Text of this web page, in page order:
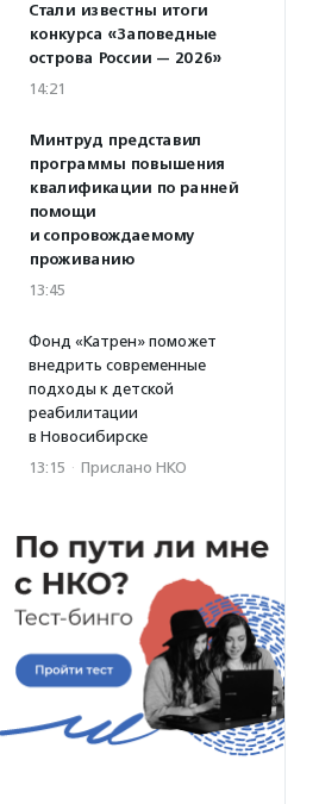
Стали известны итоги
конкурса «Заповедные
острова России — 2026»
14:21
Минтруд представил
программы повышения
квалификации по ранней
помощи
и сопровождаемому
проживанию
13:45
Фонд «Катрен» поможет
внедрить современные
подходы к детской
реабилитации
в Новосибирске
13:15 · Прислано НКО